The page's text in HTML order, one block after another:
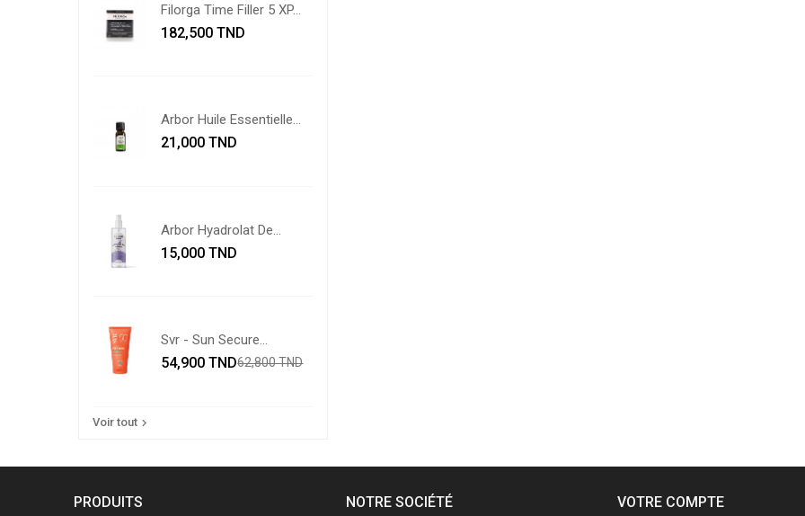
Filorga Time Filler 5 XP...
Prix
182,500 TND
Arbor Huile Essentielle
De...
Prix
21,000 TND
Arbor Hyadrolat De
Lavande...
Prix
15,000 TND
Svr - Sun Secure
Extrême...
Prix
54,900 TNDPrix
62,800 TND
Voir tout 
PRODUITS NOTRE SOCIÉTÉ VOTRE COMPTE